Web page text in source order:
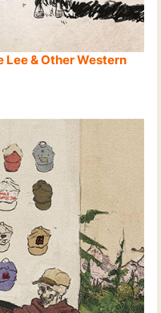
Lee & Other Western